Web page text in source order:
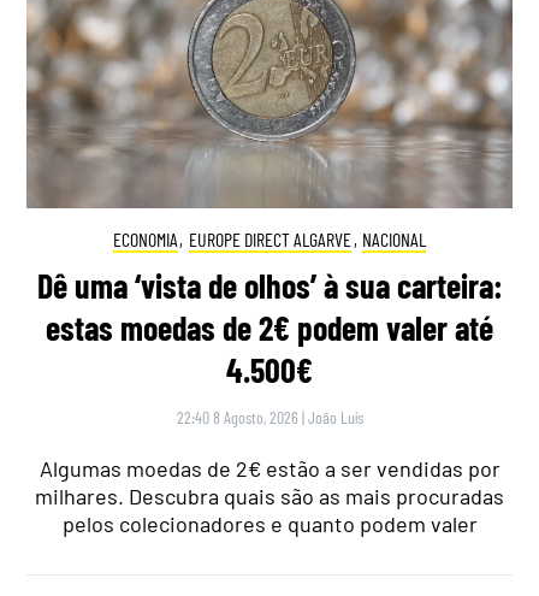
ECONOMIA, EUROPE DIRECT ALGARVE, NACIONAL
Dê uma ‘vista de olhos’ à sua carteira:
estas moedas de 2€ podem valer até
4.500€
22:40 8 Agosto, 2026 |João Luís
Algumas moedas de 2€ estão a ser vendidas por
milhares. Descubra quais são as mais procuradas
pelos colecionadores e quanto podem valer